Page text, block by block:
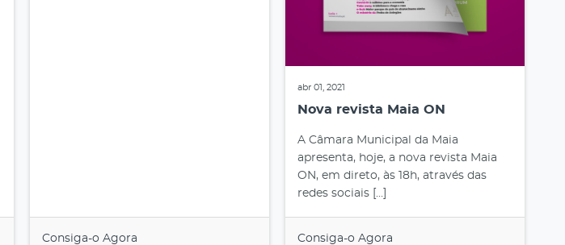
Consiga-o Agora
abr 01, 2021
Nova revista Maia ON
A Câmara Municipal da Maia
apresenta, hoje, a nova revista Maia
ON, em direto, às 18h, através das
redes sociais […]
Consiga-o Agora